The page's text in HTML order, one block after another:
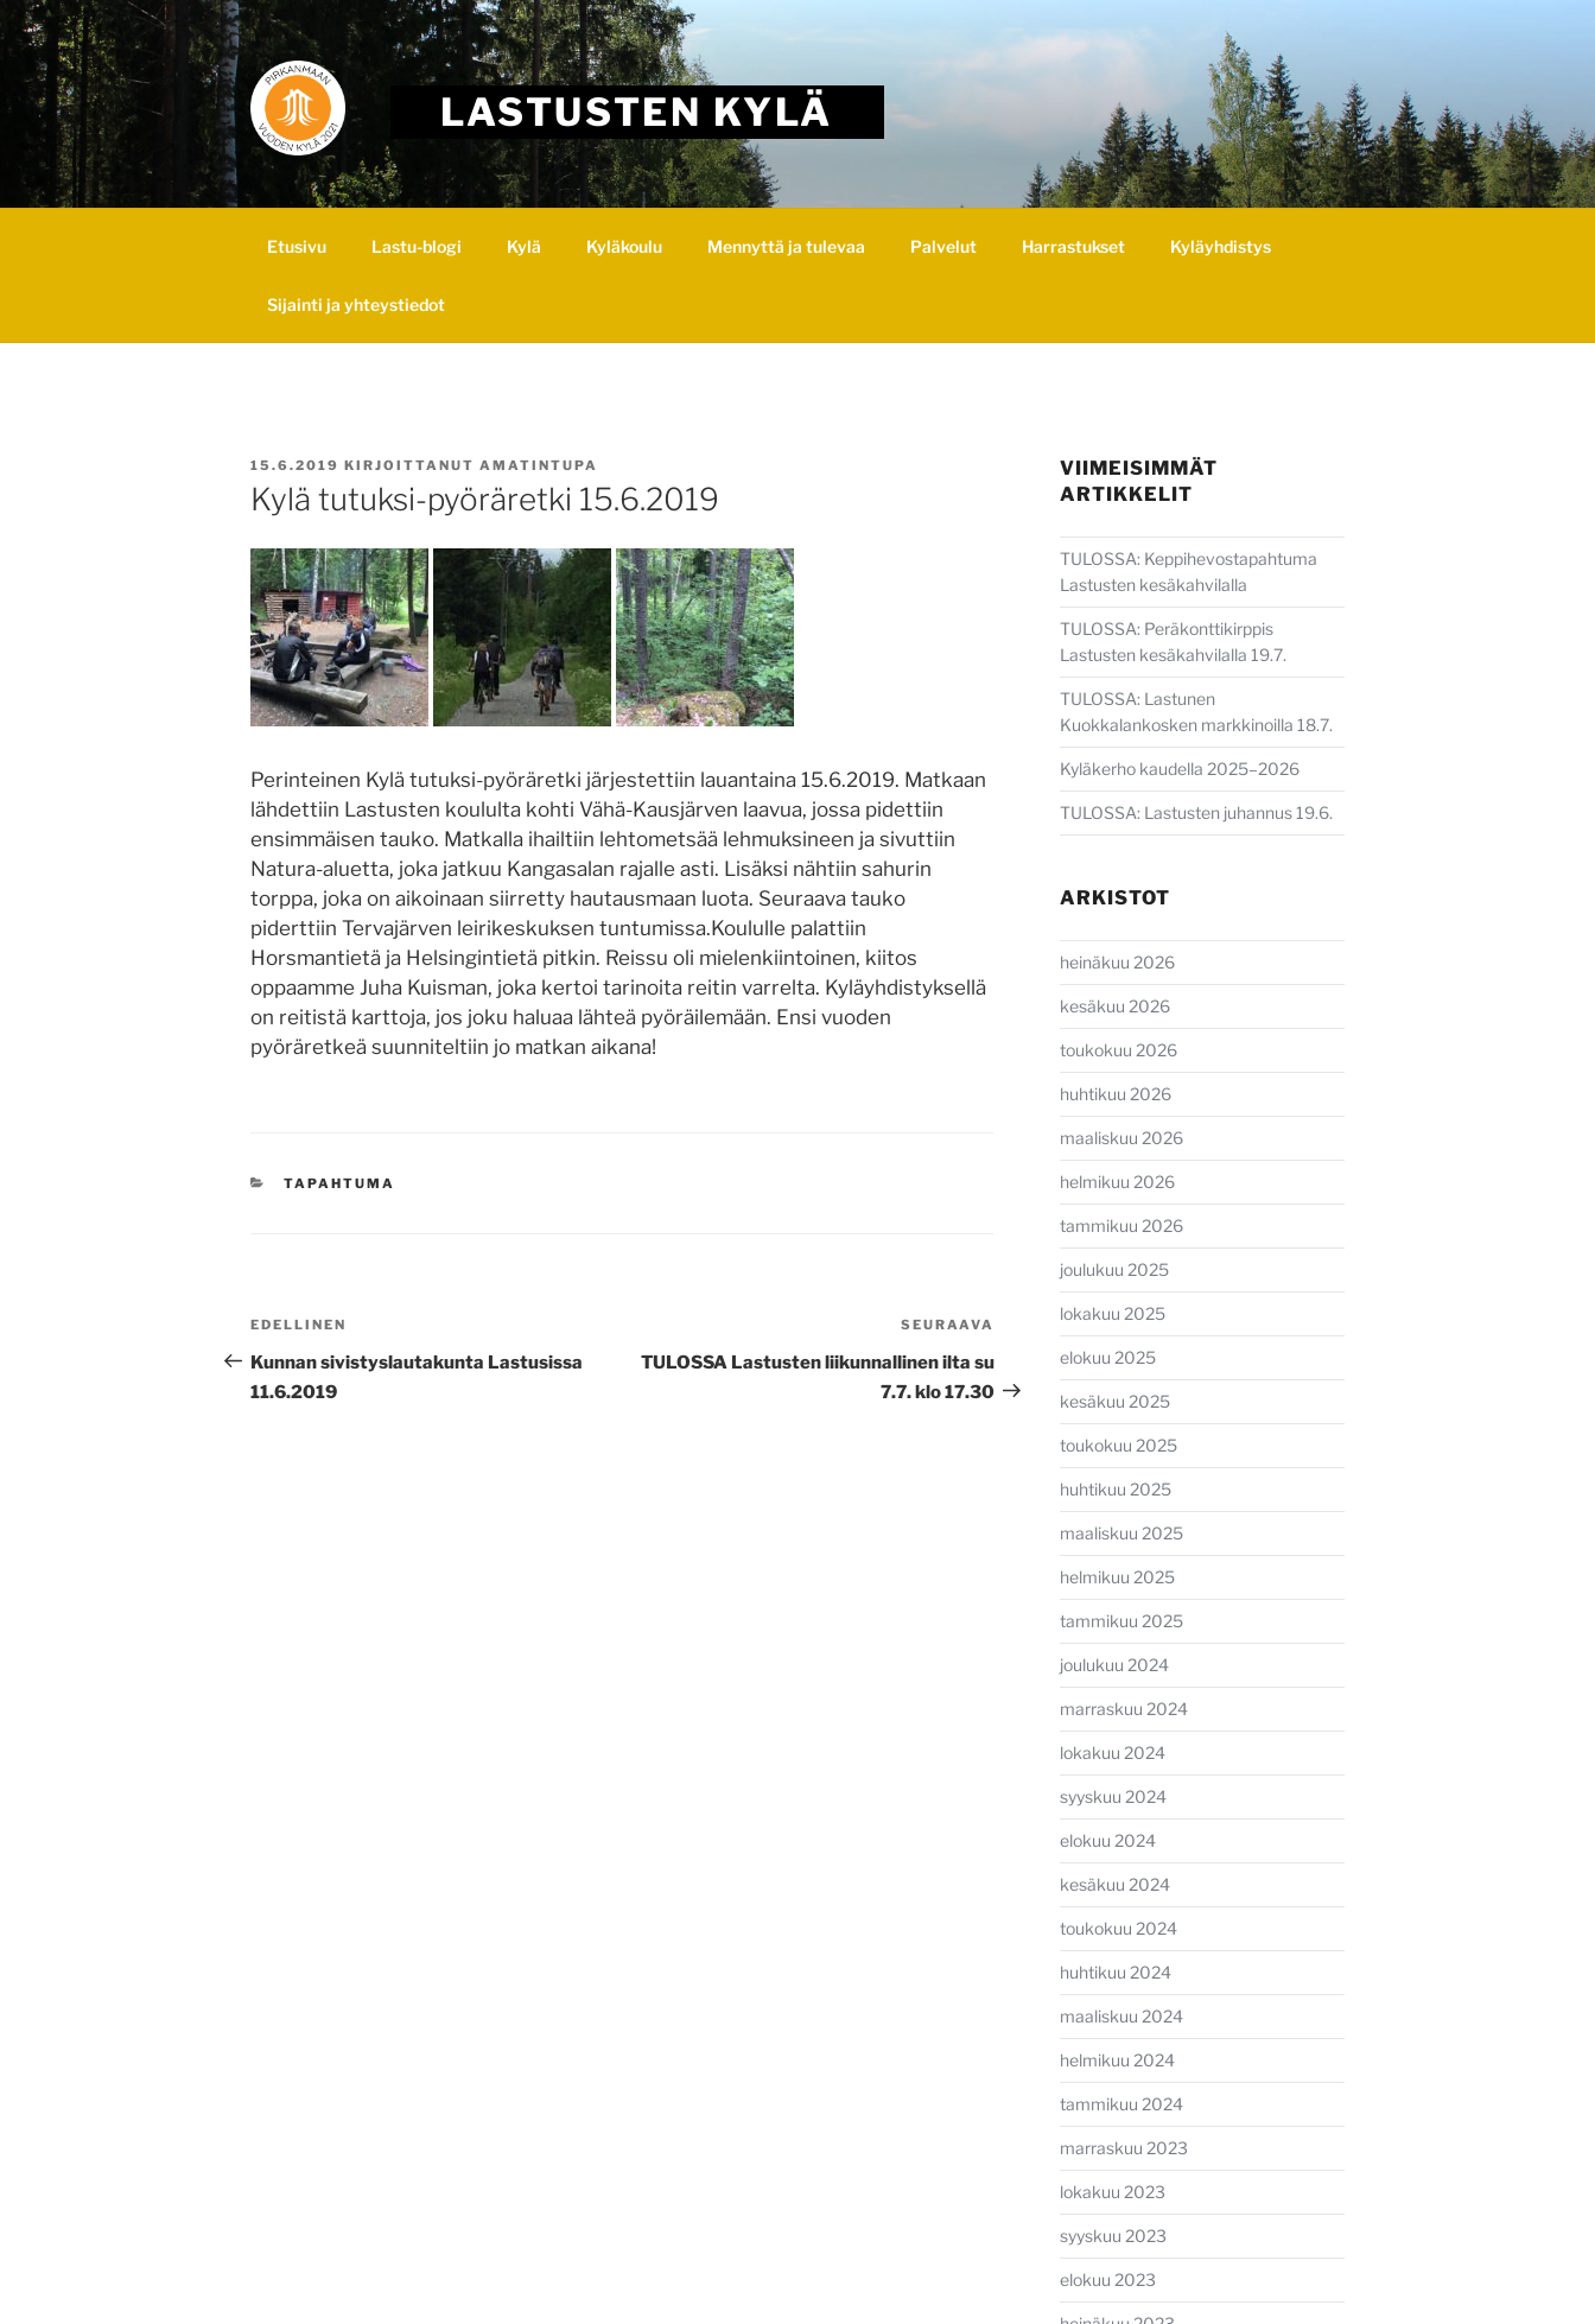
Skip
to
content
LASTUSTEN KYLÄ
Etusivu Lastu-blogi Kylä Kyläkoulu Mennyttä ja tulevaa Palvelut Harrastukset Kyläyhdistys
Sijainti ja yhteystiedot
JULKAISTU
15.6.2019 KIRJOITTANUTAMATINTUPA
Kylä tutuksi-pyöräretki 15.6.2019
Perinteinen Kylä tutuksi-pyöräretki järjestettiin lauantaina 15.6.2019. Matkaan
lähdettiin Lastusten koululta kohti Vähä-Kausjärven laavua, jossa pidettiin
ensimmäisen tauko. Matkalla ihailtiin lehtometsää lehmuksineen ja sivuttiin
Natura-aluetta, joka jatkuu Kangasalan rajalle asti. Lisäksi nähtiin sahurin
torppa, joka on aikoinaan siirretty hautausmaan luota. Seuraava tauko
piderttiin Tervajärven leirikeskuksen tuntumissa.Koululle palattiin
Horsmantietä ja Helsingintietä pitkin. Reissu oli mielenkiintoinen, kiitos
oppaamme Juha Kuisman, joka kertoi tarinoita reitin varrelta. Kyläyhdistyksellä
on reitistä karttoja, jos joku haluaa lähteä pyöräilemään. Ensi vuoden
pyöräretkeä suunniteltiin jo matkan aikana!
KATEGORIAT
TAPAHTUMA
Artikkelien
selaus
Edellinen
artikkeli
EDELLINEN
Kunnan sivistyslautakunta Lastusissa
11.6.2019
artikkeli
SEURAAVA
TULOSSA Lastusten liikunnallinen ilta su
7.7. klo 17.30
VIIMEISIMMÄT
ARTIKKELIT
TULOSSA: Keppihevostapahtuma
Lastusten kesäkahvilalla
TULOSSA: Peräkonttikirppis
Lastusten kesäkahvilalla 19.7.
TULOSSA: Lastunen
Kuokkalankosken markkinoilla 18.7.
Kyläkerho kaudella 2025–2026
TULOSSA: Lastusten juhannus 19.6.
ARKISTOT
heinäkuu 2026
kesäkuu 2026
toukokuu 2026
huhtikuu 2026
maaliskuu 2026
helmikuu 2026
tammikuu 2026
joulukuu 2025
lokakuu 2025
elokuu 2025
kesäkuu 2025
toukokuu 2025
huhtikuu 2025
maaliskuu 2025
helmikuu 2025
tammikuu 2025
joulukuu 2024
marraskuu 2024
lokakuu 2024
syyskuu 2024
elokuu 2024
kesäkuu 2024
toukokuu 2024
huhtikuu 2024
maaliskuu 2024
helmikuu 2024
tammikuu 2024
marraskuu 2023
lokakuu 2023
syyskuu 2023
elokuu 2023